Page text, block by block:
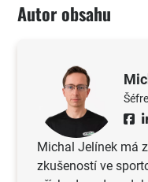
Autor obsahu
Michal Jelínek má
zkušeností ve